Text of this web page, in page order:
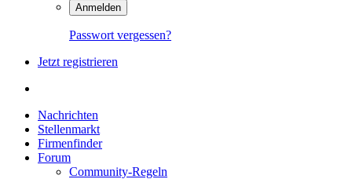
Anmelden
Passwort vergessen?
Jetzt registrieren
Nachrichten
Stellenmarkt
Firmenfinder
Forum
Community-Regeln